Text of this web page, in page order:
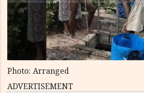
Photo: Arranged
ADVERTISEMENT